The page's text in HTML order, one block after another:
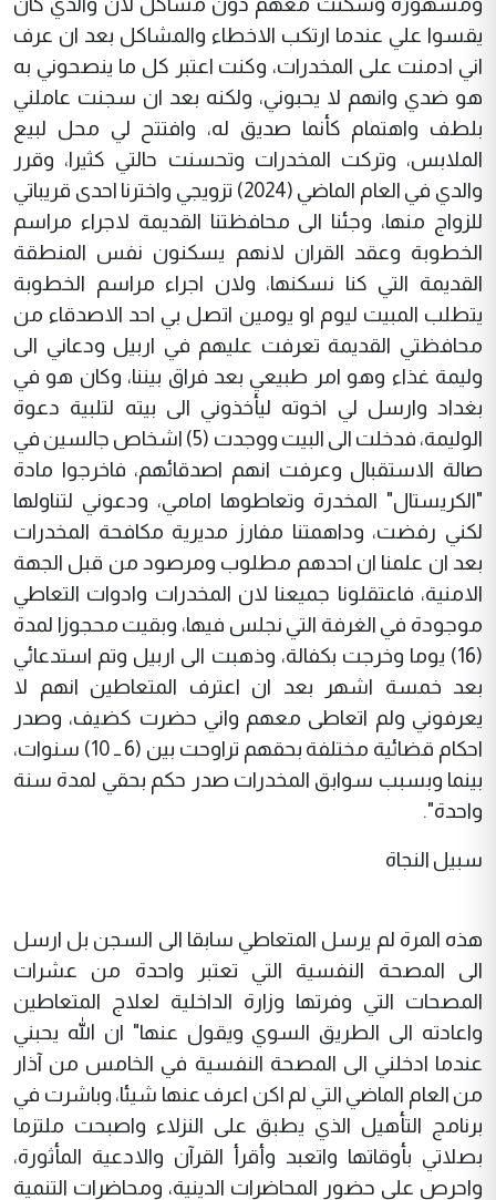
يقسوا علي عندما ارتكب الاخطاء والمشاكل بعد ان عرف
اني ادمنت على المخدرات، وكنت اعتبر كل ما ينصحوني به
هو ضدي وانهم لا يحبوني، ولكنه بعد ان سجنت عاملني
بلطف واهتمام كأنما صديق له، وافتتح لي محل لبيع
الملابس، وتركت المخدرات وتحسنت حالتي كثيرا، وقرر
والدي في العام الماضي (2024) تزويجي واخترنا احدى قريباتي
للزواج منها، وجئنا الى محافظتنا القديمة لاجراء مراسم
الخطوبة وعقد القران لانهم يسكنون نفس المنطقة
القديمة التي كنا نسكنها، ولان اجراء مراسم الخطوبة
يتطلب المبيت ليوم او يومين اتصل بي احد الاصدقاء من
محافظتي القديمة تعرفت عليهم في اربيل ودعاني الى
وليمة غذاء وهو امر طبيعي بعد فراق بيننا، وكان هو في
بغداد وارسل لي اخوته ليأخذوني الى بيته لتلبية دعوة
الوليمة، فدخلت الى البيت ووجدت (5) اشخاص جالسين في
صالة الاستقبال وعرفت انهم اصدقائهم، فاخرجوا مادة
"الكريستال" المخدرة وتعاطوها امامي، ودعوني لتناولها
لكني رفضت، وداهمتنا مفارز مديرية مكافحة المخدرات
بعد ان علمنا ان احدهم مطلوب ومرصود من قبل الجهة
الامنية، فاعتقلونا جميعنا لان المخدرات وادوات التعاطي
موجودة في الغرفة التي نجلس فيها، وبقيت محجوزا لمدة
(16) يوما وخرجت بكفالة، وذهبت الى اربيل وتم استدعائي
بعد خمسة اشهر بعد ان اعترف المتعاطين انهم لا
يعرفوني ولم اتعاطى معهم واني حضرت كضيف، وصدر
احكام قضائية مختلفة بحقهم تراوحت بين (6 ــ 10) سنوات،
بينما وبسبب سوابق المخدرات صدر حكم بحقي لمدة سنة
واحدة".
سبيل النجاة
هذه المرة لم يرسل المتعاطي سابقا الى السجن بل ارسل
الى المصحة النفسية التي تعتبر واحدة من عشرات
المصحات التي وفرتها وزارة الداخلية لعلاج المتعاطين
واعادته الى الطريق السوي ويقول عنها" ان الله يحبني
عندما ادخلني الى المصحة النفسية في الخامس من آذار
من العام الماضي التي لم اكن اعرف عنها شيئا، وباشرت في
برنامج التأهيل الذي يطبق على النزلاء واصبحت ملتزما
بصلاتي بأوقاتها واتعبد وأقرأ القرآن والادعية المأثورة،
واحرص على حضور المحاضرات الدينية، ومحاضرات التنمية